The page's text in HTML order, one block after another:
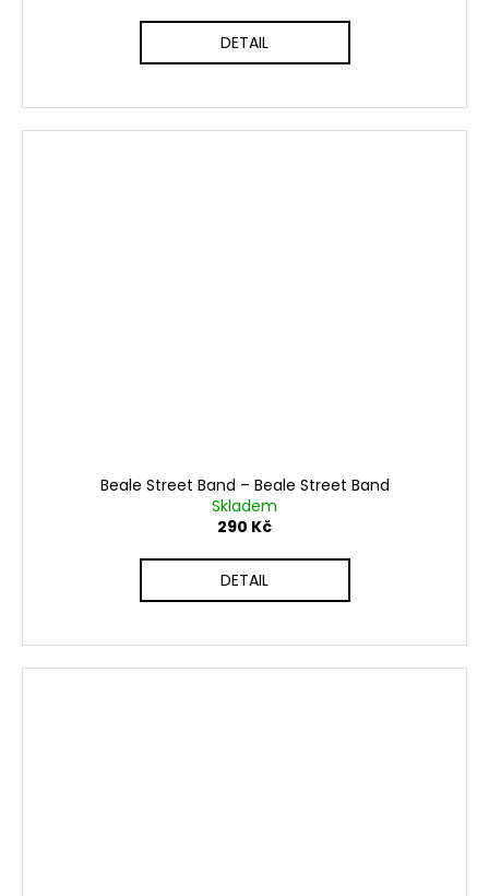
DETAIL
Beale Street Band ‎– Beale Street Band
Skladem
290 Kč
DETAIL